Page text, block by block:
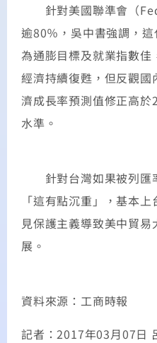
針對美國聯準會（
逾80％，吳中書強調，
為通膨目標及就業指數
經濟持續復甦，但反觀
濟成長率預測值修正高
水準。
針對台灣如果被列匯
「這有點沉重」，基本
見保護主義導致美中貿
展。
資料來源：工商時報
記者：2017年03月07日